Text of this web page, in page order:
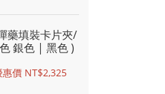
藥填裝卡片夾/
銀色 | 黑色 )
惠價 NT$2,325